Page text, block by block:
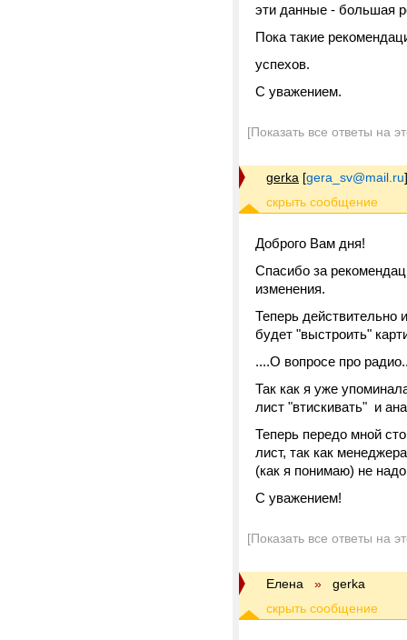
эти данные - большая
Пока такие
успехов.
С уважением.
[Показать все ответы на
gerka [gera_sv@mail.ru]
Доброго Вам дня!
Спасибо за
изменения.
Теперь действительно
будет "выстроить"
....О вопросе про
Так как я уже
лист "втискивать" и
Теперь передо мной
лист, так как
(как я понимаю) не
С уважением!
[Показать все ответы на
Елена » gerka